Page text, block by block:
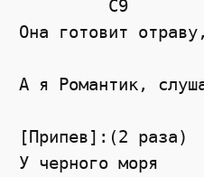
         C9
Она готовит отраву,
А я Романтик,
[Припев]:(2 раза)
У черного моря